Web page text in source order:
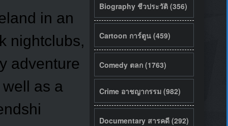
in an
nightclubs,
adventure
as a
Biography ชีวประวัติ (356)
Cartoon การ์ตูน (459)
Comedy ตลก (1763)
Crime อาชญากรรม (982)
Documentary สารคดี (292)